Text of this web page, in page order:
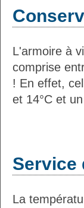
L'armoire à
comprise
! En effet,
et 14°C et
Service
La